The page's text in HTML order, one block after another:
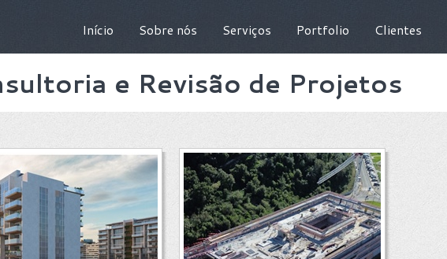
Início Sobre nós Serviços Portfolio Clientes
e Revisão de Projetos